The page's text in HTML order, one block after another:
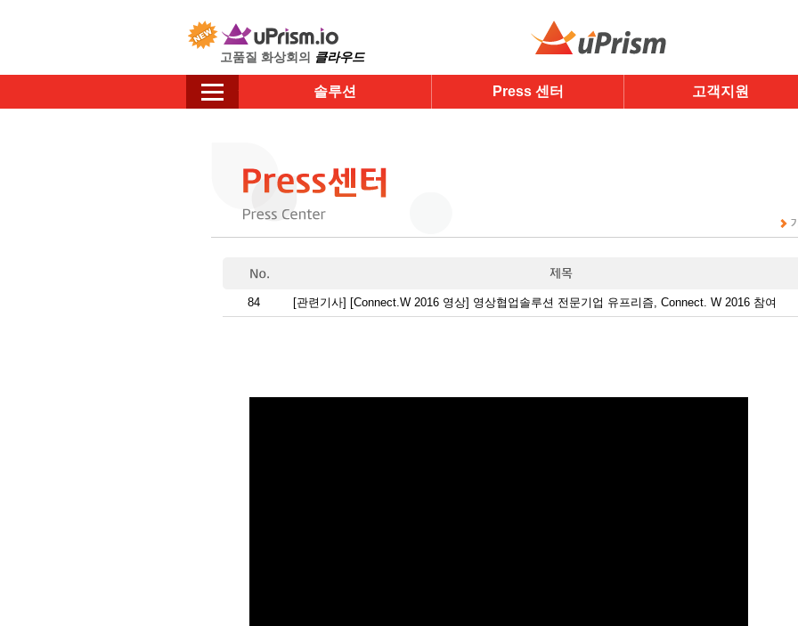
고품질 화상회의 클라우드
솔루션 Press 센터 고객지원
84 [관련기사] [Connect.W 2016 영상] 영상협업솔루션 전문기업 유프리즘, Connect. W 2016 참여